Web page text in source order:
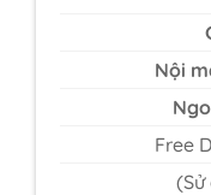
Nội
Free